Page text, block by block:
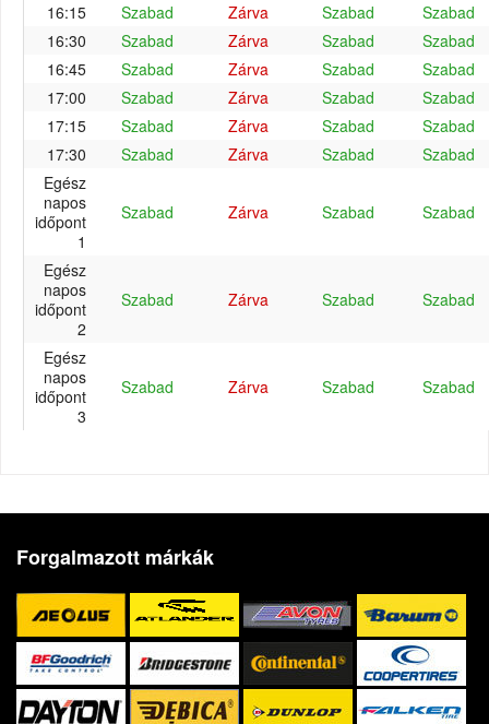
16:15
Szabad Zárva Szabad
Szabad
16:30
Szabad Zárva Szabad
Szabad
16:45
Szabad Zárva Szabad
Szabad
17:00
Szabad Zárva Szabad
Szabad
17:15
Szabad Zárva Szabad
Szabad
17:30
Szabad Zárva Szabad
Szabad
Egész
napos
időpont
1
Szabad Zárva Szabad Szabad
Egész
napos
időpont
2
Szabad Zárva Szabad Szabad
Egész
napos
időpont
3
Szabad Zárva Szabad Szabad
Forgalmazott márkák